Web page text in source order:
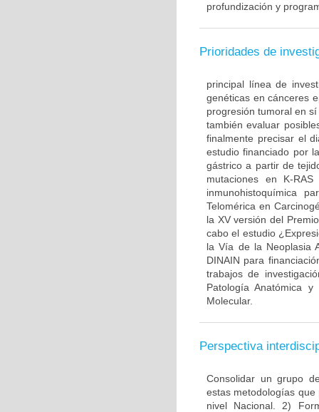
profundización y
Prioridades de
principal línea de
genéticas en cánceres
progresión tumoral en
también evaluar
finalmente precisar el
estudio financiado por
gástrico a partir de
mutaciones en K-
inmunohistoquímica
Telomérica en
la XV versión del
cabo el estudio
la Vía de la Neoplasia
DINAIN para
trabajos de
Patología Anatómica
Molecular.
Perspectiva
Consolidar un grupo
estas metodologías
nivel Nacional. 2)